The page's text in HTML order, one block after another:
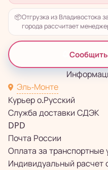
📦Отгрузка из Владивостока
города рассчитает
Эль-Монте
Курьер о.Русский
Служба доставки СДЭК
DPD
Почта России
Оплата за транспортные
Индивидуальный расчет